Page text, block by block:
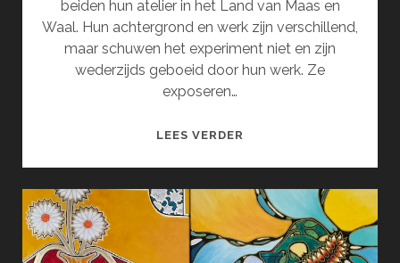
beiden hun atelier in het Land van Maas en
Waal. Hun achtergrond en werk zijn verschillend,
maar schuwen het experiment niet en zijn
wederzijds geboeid door hun werk. Ze
exposeren…
LEES VERDER